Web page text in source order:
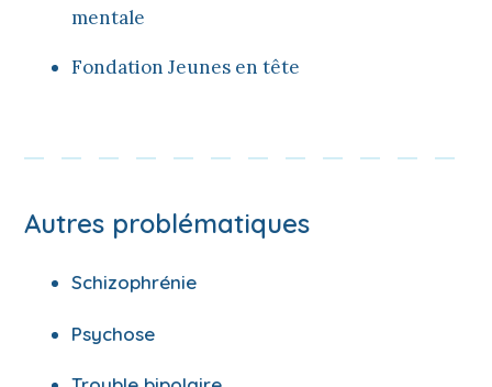
mentale
Fondation Jeunes en tête
Autres problématiques
Schizophrénie
Psychose